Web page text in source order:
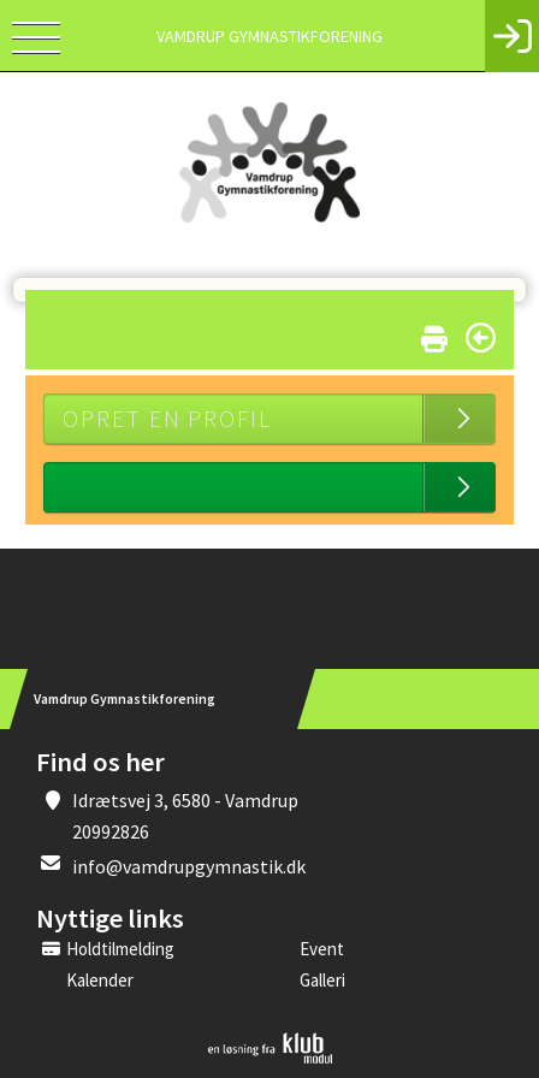
VAMDRUP GYMNASTIKFORENING
OPRET EN PROFIL
Vamdrup Gymnastikforening
Find os her
Idrætsvej 3, 6580 - Vamdrup
20992826
info@vamdrupgymnastik.dk
Nyttige links
Holdtilmelding
Event
Kalender
Galleri